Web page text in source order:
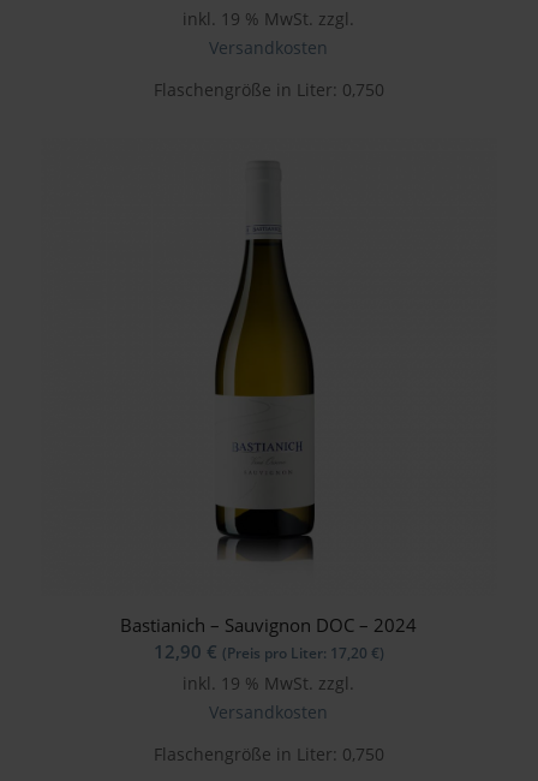
inkl. 19 % MwSt. zzgl.
Versandkosten
Flaschengröße in Liter: 0,750
Bastianich – Sauvignon DOC – 2024
12,90 € (Preis pro Liter: 17,20 €)
inkl. 19 % MwSt. zzgl.
Versandkosten
Flaschengröße in Liter: 0,750